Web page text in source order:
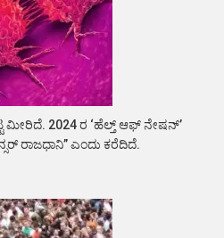
ಮೀರಿದೆ. 2024 ರ ‘ಹೆಲ್ತ್ ಆಫ್ ನೇಷನ್’
ರಾಜಧಾನಿ” ಎಂದು ಕರೆದಿದೆ.